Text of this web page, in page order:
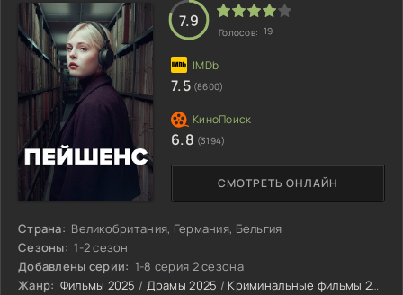
Страна: Великобритания, Германия, Бельгия
Сезоны: 1-2 сезон
Добавлены серии: 1-8 серия 2 сезона
Жанр: Фильмы 2025 / Драмы 2025 / Криминальные фильмы 2025
СМОТРЕТЬ ОНЛАЙН
7.9
Голосов: 19
7.5 (8600)
6.8 (3194)